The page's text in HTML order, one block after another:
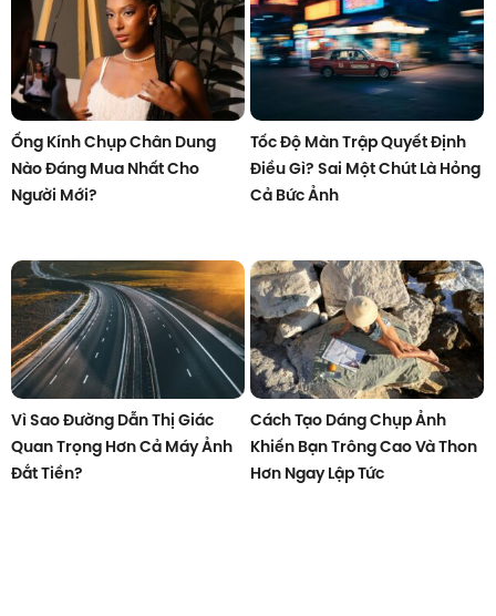
Ống Kính Chụp Chân Dung
Nào Đáng Mua Nhất Cho
Người Mới?
Tốc Độ Màn Trập Quyết Định
Điều Gì? Sai Một Chút Là Hỏng
Cả Bức Ảnh
Vì Sao Đường Dẫn Thị Giác
Quan Trọng Hơn Cả Máy Ảnh
Đắt Tiền?
Cách Tạo Dáng Chụp Ảnh
Khiến Bạn Trông Cao Và Thon
Hơn Ngay Lập Tức